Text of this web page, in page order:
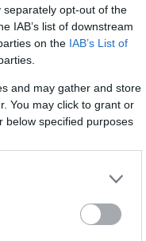
opt-out of the
IAB’s list of downstream
on the IAB’s List of
and may gather and store
You may click to grant or
below specified purposes